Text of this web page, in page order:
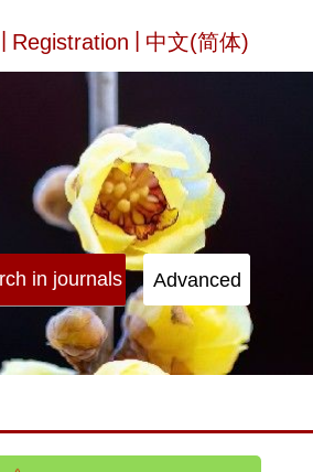
Registration 中文(简体)